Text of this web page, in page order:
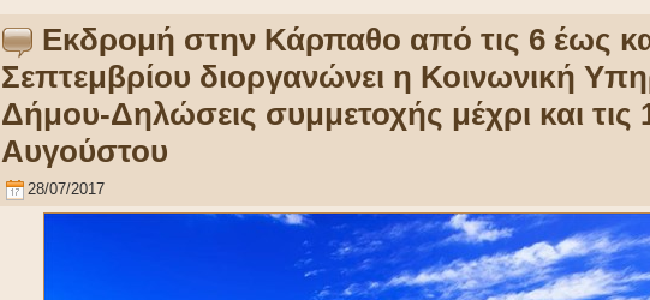
Εκδρομή στην Κάρπαθο από τις 6 έως
Σεπτεμβρίου διοργανώνει η Κοινωνική
Δήμου-Δηλώσεις συμμετοχής μέχρι και τις
Αυγούστου
28/07/2017